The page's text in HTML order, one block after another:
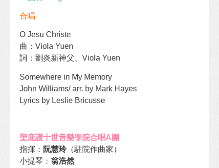
合唱
O Jesu Christe
曲：Viola Yuen
詞：劉炎新神父、Viola Yuen
Somewhere in My Memory
John Williams/ arr. by Mark Hayes
Lyrics by Leslie Bricusse
聖庇護十世音樂學院合唱A團
指揮： 阮慧玲（駐院作曲家）
小提琴： 翁浩然